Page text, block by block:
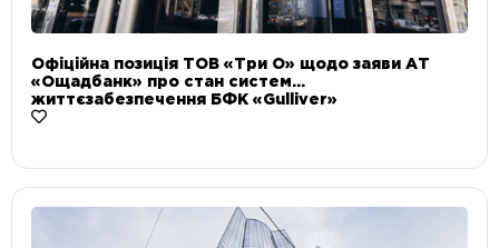
Офіційна позиція ТОВ «Три О» щодо заяви АТ
«Ощадбанк» про стан систем
життєзабезпечення БФК «Gulliver»